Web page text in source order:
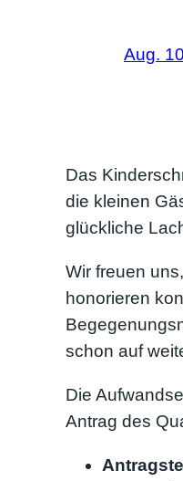
Aug.
Das
die kleinen
glückliche
Wir freuen
honorieren
schon auf
Die
Antrag des